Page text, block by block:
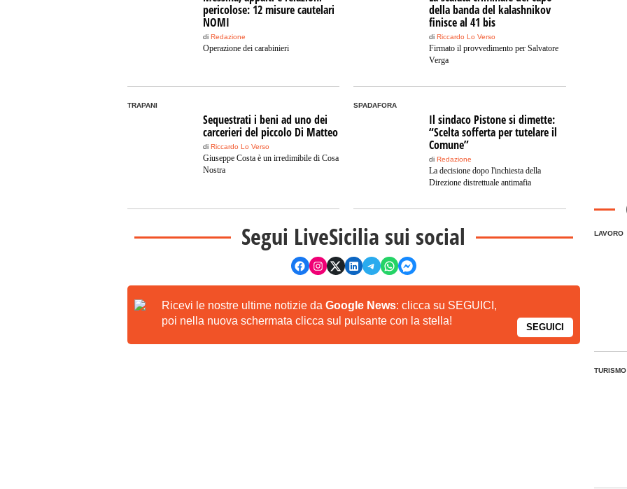
pericolose: 12 misure cautelari
NOMI
di Redazione
Operazione dei carabinieri
della banda del kalashnikov
finisce al 41 bis
di Riccardo Lo Verso
Firmato il provvedimento per Salvatore
Verga
TRAPANI
Sequestrati i beni ad uno dei
carcerieri del piccolo Di Matteo
di Riccardo Lo Verso
Giuseppe Costa è un irredimibile di Cosa
Nostra
SPADAFORA
Il sindaco Pistone si dimette:
“Scelta sofferta per tutelare il
Comune”
di Redazione
La decisione dopo l'inchiesta della
Direzione distrettuale antimafia
Segui LiveSicilia sui social
Ricevi le nostre ultime notizie da Google News: clicca su SEGUICI,
poi nella nuova schermata clicca sul pulsante con la stella!
SEGUICI
LAVORO
TURISMO